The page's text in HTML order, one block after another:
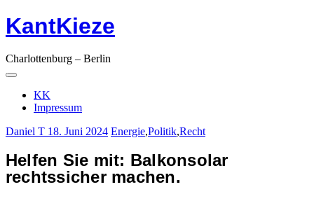
Springe
zum
KantKieze
Charlottenburg – Berlin
Menü
KK
Impressum
Daniel T 18. Juni 2024 Energie,Politik,Recht
Helfen Sie mit: Balkonsolar
rechtssicher machen.